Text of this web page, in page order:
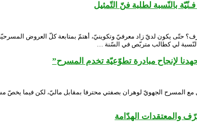
بالنّسبة لطلبة فنّ التّمثيل
يكون لديّ زاد معرفيّ وتكوينيّ، أهتمّ بمتابعة كلّ العروض
بالنّسبة لي كطالب متربّص في السّنة …
لإنجاح مبادرة تطوّعيّة تخدم المسرح”
المسرح الجهويّ لوهران بصفتي محترفا بمقابل ماليّ، لكن فيما يخصّ
والمعتقدات الهدّامة